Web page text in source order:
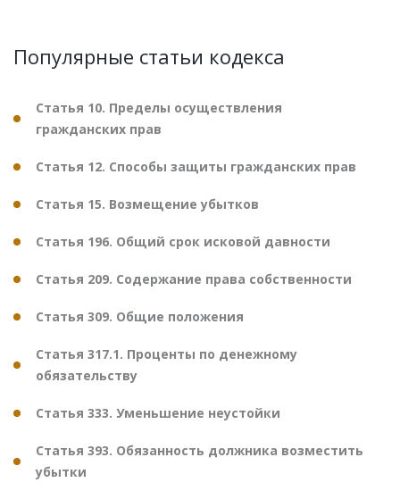
Популярные статьи кодекса
Статья 10. Пределы осуществления
гражданских прав
Статья 12. Способы защиты гражданских прав
Статья 15. Возмещение убытков
Статья 196. Общий срок исковой давности
Статья 209. Содержание права собственности
Статья 309. Общие положения
Статья 317.1. Проценты по денежному
обязательству
Статья 333. Уменьшение неустойки
Статья 393. Обязанность должника возместить
убытки